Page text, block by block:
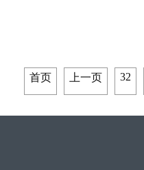
首页 上一页 32